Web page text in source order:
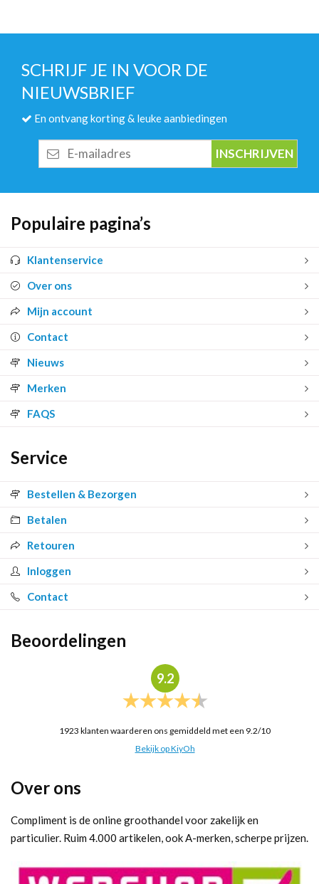
SCHRIJF JE IN VOOR DE
NIEUWSBRIEF
En ontvang korting & leuke aanbiedingen
mailadres
Populaire pagina’s
Klantenservice
Over ons
Mijn account
Contact
Nieuws
Merken
FAQS
Service
Bestellen & Bezorgen
Betalen
Retouren
Inloggen
Contact
Beoordelingen
9.2
1923 klanten waarderen ons gemiddeld met een 9.2/10
Bekijk op KiyOh
Over ons
Compliment is de online groothandel voor zakelijk en
particulier. Ruim 4.000 artikelen, ook A-merken, scherpe prijzen.